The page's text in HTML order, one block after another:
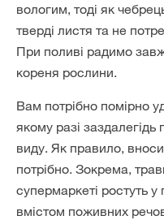
вологим, тоді як
тверді листя та не
При поливі радимо
кореня рослини.
Вам потрібно помірно
якому разі заздалегідь
виду. Як правило,
потрібно. Зокрема,
супермаркеті ростуть
вмістом поживних